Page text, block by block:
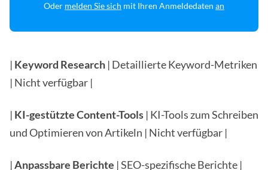
Oder melden Sie sich mit Ihren Anmeldedaten an
| Keyword Research | Detaillierte Keyword-Metriken
| Nicht verfügbar |
| KI-gestützte Content-Tools | KI-Tools zum Schreiben
und Optimieren von Artikeln | Nicht verfügbar |
|Anpassbare Berichte | SEO-spezifische Berichte |